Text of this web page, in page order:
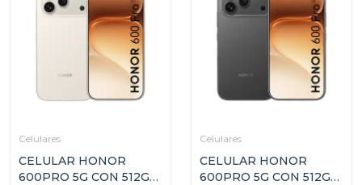
Celulares
CELULAR HONOR
600PRO 5G CON 512GB
Celulares
CELULAR HONOR
600PRO 5G CON 512GB